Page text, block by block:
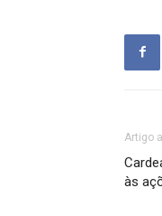
Artigo
às